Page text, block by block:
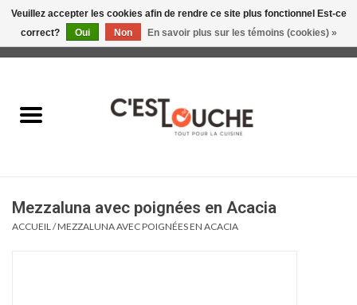
Table & Présentation
Boire
Mezzaluna avec poignées en Acacia
ACCUEIL /MEZZALUNA AVEC POIGNÉES EN ACACIA
Veuillez accepter les cookies afin de rendre ce site plus fonctionnel Est-ce
correct?
Oui Non En savoir plus sur les témoins (cookies) »